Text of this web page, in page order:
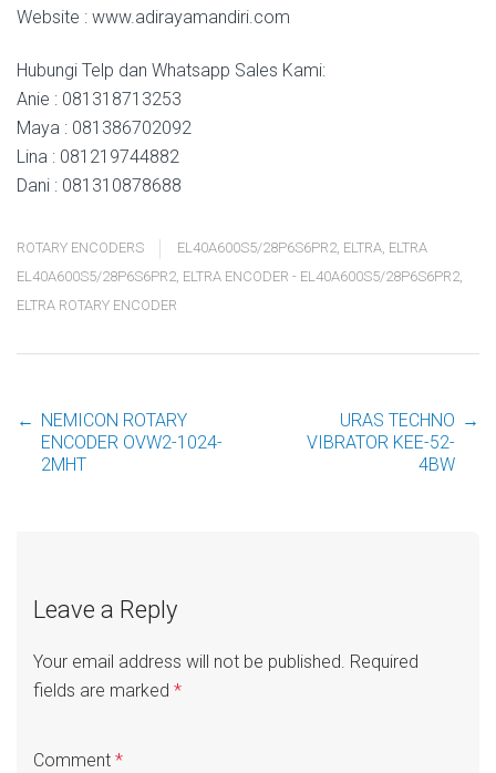
Website : www.adirayamandiri.com
Hubungi Telp dan Whatsapp Sales Kami:
Anie : 081318713253
Maya : 081386702092
Lina : 081219744882
Dani : 081310878688
ROTARY ENCODERS EL40A600S5/28P6S6PR2, ELTRA, ELTRA
EL40A600S5/28P6S6PR2, ELTRA ENCODER - EL40A600S5/28P6S6PR2,
ELTRA ROTARY ENCODER
Post
← NEMICON ROTARY
ENCODER OVW2-1024-
2MHT
URAS TECHNO
VIBRATOR KEE-52-
4BW
→
Leave a Reply
Your email address will not be published. Required
fields are marked *
Comment *